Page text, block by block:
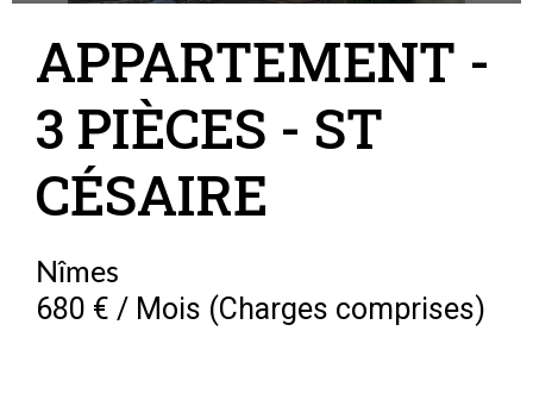
APPARTEMENT -
3 PIÈCES - ST
CÉSAIRE
Nîmes
680 € / Mois (Charges comprises)